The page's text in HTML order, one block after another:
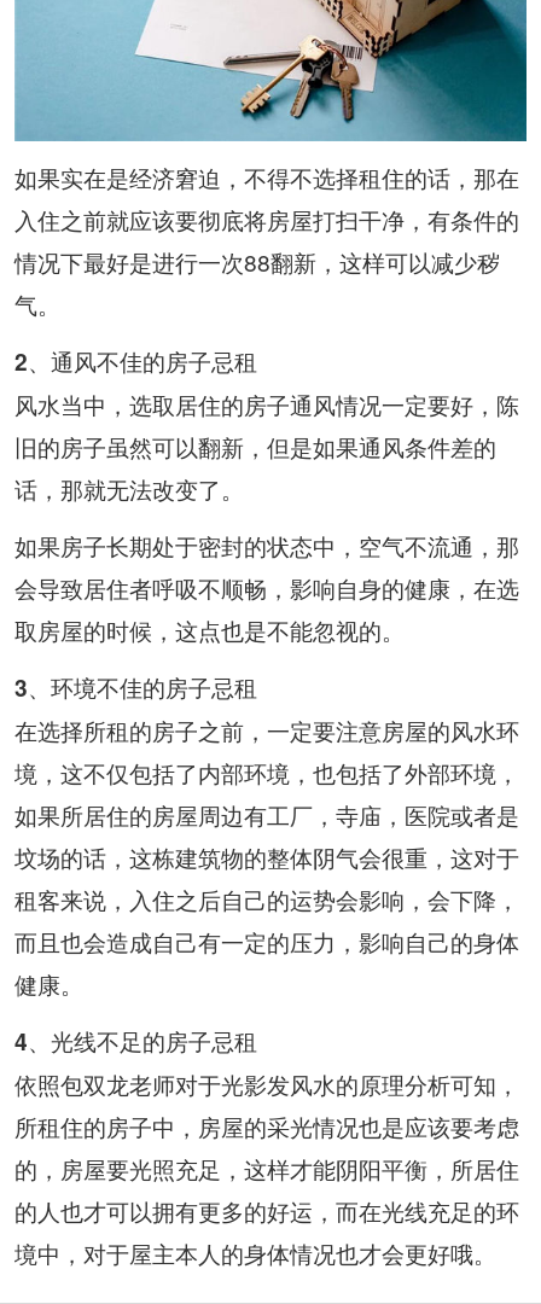
如果实在是经济窘迫，不得不选择租住的话，那在
入住之前就应该要彻底将房屋打扫干净，有条件的
情况下最好是进行一次88翻新，这样可以减少秽
气。
2、通风不佳的房子忌租
风水当中，选取居住的房子通风情况一定要好，陈
旧的房子虽然可以翻新，但是如果通风条件差的
话，那就无法改变了。
如果房子长期处于密封的状态中，空气不流通，那
会导致居住者呼吸不顺畅，影响自身的健康，在选
取房屋的时候，这点也是不能忽视的。
3、环境不佳的房子忌租
在选择所租的房子之前，一定要注意房屋的风水环
境，这不仅包括了内部环境，也包括了外部环境，
如果所居住的房屋周边有工厂，寺庙，医院或者是
坟场的话，这栋建筑物的整体阴气会很重，这对于
租客来说，入住之后自己的运势会影响，会下降，
而且也会造成自己有一定的压力，影响自己的身体
健康。
4、光线不足的房子忌租
依照包双龙老师对于光影发风水的原理分析可知，
所租住的房子中，房屋的采光情况也是应该要考虑
的，房屋要光照充足，这样才能阴阳平衡，所居住
的人也才可以拥有更多的好运，而在光线充足的环
境中，对于屋主本人的身体情况也才会更好哦。